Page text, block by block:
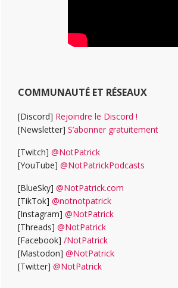
COMMUNAUTÉ ET RÉSEAUX
[Discord] Rejoindre le Discord !
[Newsletter] S’abonner gratuitement
[Twitch] @NotPatrick
[YouTube] @NotPatrickPodcasts
[BlueSky] @NotPatrick.com
[TikTok] @notnotpatrick
[Instagram] @NotPatrick
[Threads] @NotPatrick
[Facebook] /NotPatrick
[Mastodon] @NotPatrick
[Twitter] @NotPatrick